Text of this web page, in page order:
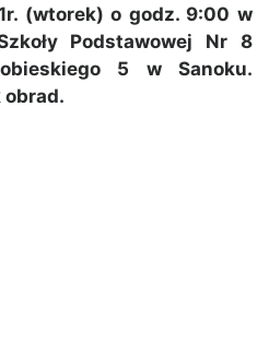
(wtorek) o godz. 9:00 w
Podstawowej Nr 8
5 w Sanoku.
obrad.